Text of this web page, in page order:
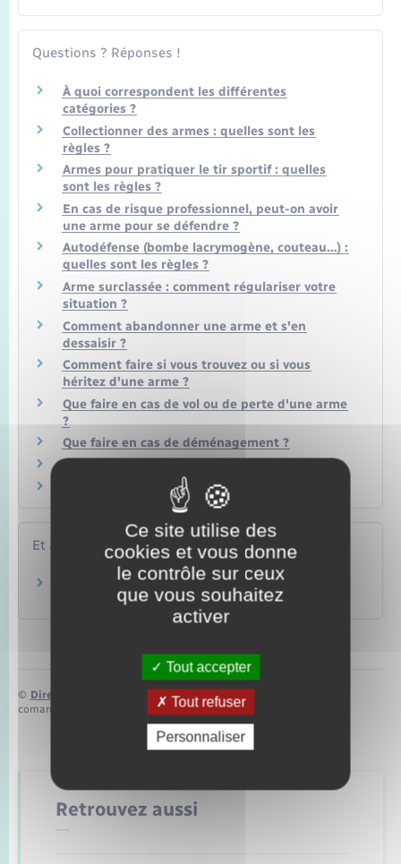
Voirie et espace public
Questions ? Réponses !
À quoi correspondent les différentes
catégories ?
Collectionner des armes : quelles sont les
règles ?
Armes pour pratiquer le tir sportif : quelles
sont les règles ?
En cas de risque professionnel, peut-on avoir
une arme pour se défendre ?
Autodéfense (bombe lacrymogène, couteau…) :
quelles sont les règles ?
Arme surclassée : comment régulariser votre
situation ?
Comment abandonner une arme et s'en
dessaisir ?
Comment faire si vous trouvez ou si vous
héritez d'une arme ?
Que faire en cas de vol ou de perte d'une arme
?
Que faire en cas de déménagement ?
Qui peut porter et transporter une arme ?
Et aussi
Loisirs – Sports – Culture
© Direction de l’information légale et administrative
comarquage developpé par baseo.io
Retrouvez aussi
Ce site utilise des
cookies et vous donne
le contrôle sur ceux
que vous souhaitez
activer
Tout accepter
Tout refuser
Personnaliser